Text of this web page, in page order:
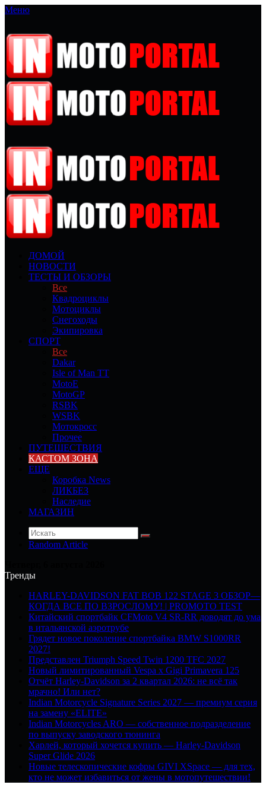
Меню
ДОМОЙ
НОВОСТИ
ТЕСТЫ И ОБЗОРЫ
Все
Квадроциклы
Мотоциклы
Снегоходы
Экипировка
СПОРТ
Все
Dakar
Isle of Man TT
MotoE
MotoGP
RSBK
WSBK
Мотокросс
Прочее
ПУТЕШЕСТВИЯ
КАСТОМ ЗОНА
ЕЩЕ
Коробка News
ЛИКБЕЗ
Наследие
МАГАЗИН
Random Article
Тренды
HARLEY-DAVIDSON FAT BOB 122 STAGE 3 ОБЗОР—
КОГДА ВСЕ ПО ВЗРОСЛОМУ! | PROMOTO TEST
Китайский спортбайк CFMoto V4 SR-RR доводят до ума
в итальянской аэротрубе
Грядет новое поколение спортбайка BMW S1000RR
2027!
Представлен Triumph Speed Twin 1200 TFC 2027
Новый лимитированный Vespa x Gigi Primavera 125
Отчёт Harley-Davidson за 2 квартал 2026: не всё так
мрачно! Или нет?
Indian Motorcycle Signature Series 2027 — премиум серия
на замену «ELITE»
Indian Motorcycles ARO — собственное подразделение
по выпуску заводского тюнинга
Харлей, который хочется купить — Harley-Davidson
Super Glide 2026
Новые телескопические кофры GIVI XSpace — для тех,
кто не может избавиться от жены в мотопутешествии!